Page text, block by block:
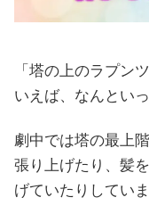
「塔の上のラプン
いえば、なんとい
劇中では塔の最上
張り上げたり、髪
げていたりしていま